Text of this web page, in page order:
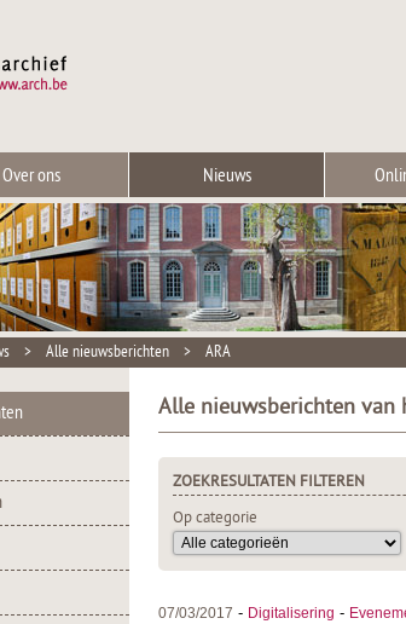
Over ons Nieuws
> Alle nieuwsberichten > ARA
Alle nieuwsberichten van
ZOEKRESULTATEN FILTEREN
Op categorie
07/03/2017 - Digitalisering -